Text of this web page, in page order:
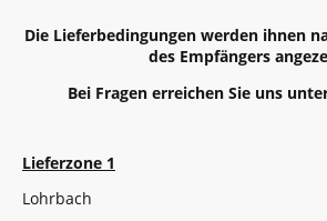
Die Lieferbedingungen werden ihnen
des Empfängers
Bei Fragen erreichen Sie uns
Lieferzone 1
Lohrbach